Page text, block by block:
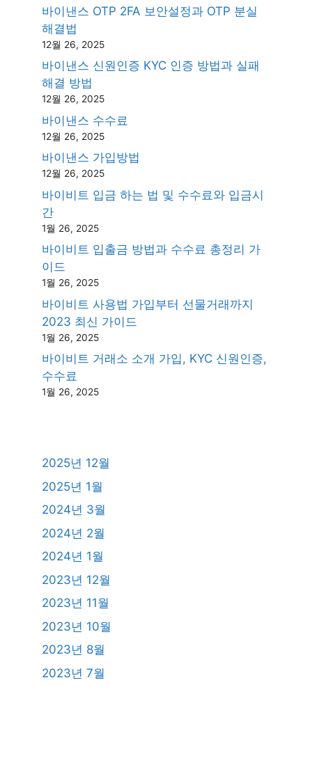
바이낸스 OTP 2FA 보안설정과 OTP 분실
해결법
12월 26, 2025
바이낸스 신원인증 KYC 인증 방법과 실패
해결 방법
12월 26, 2025
바이낸스 수수료
12월 26, 2025
바이낸스 가입방법
12월 26, 2025
바이비트 입금 하는 법 및 수수료와 입금시
간
1월 26, 2025
바이비트 입출금 방법과 수수료 총정리 가
이드
1월 26, 2025
바이비트 사용법 가입부터 선물거래까지
2023 최신 가이드
1월 26, 2025
바이비트 거래소 소개 가입, KYC 신원인증,
수수료
1월 26, 2025
2025년 12월
2025년 1월
2024년 3월
2024년 2월
2024년 1월
2023년 12월
2023년 11월
2023년 10월
2023년 8월
2023년 7월